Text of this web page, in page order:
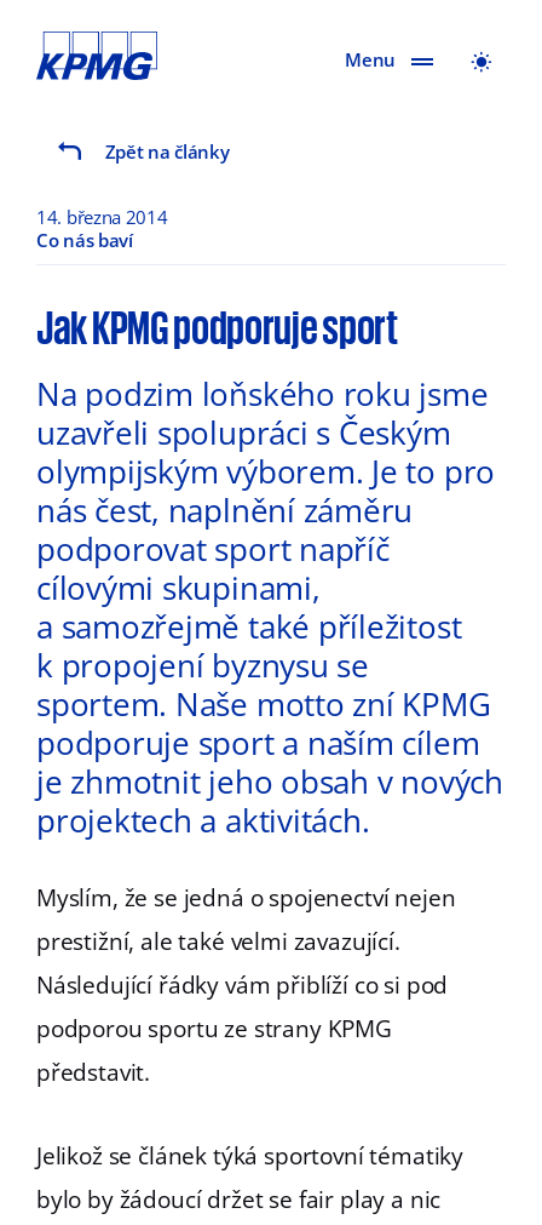
Menu
Zpět na články
14. března 2014
Co nás baví
Jak KPMG podporuje sport
Na podzim loňského roku jsme
uzavřeli spolupráci s Českým
olympijským výborem. Je to pro
nás čest, naplnění záměru
podporovat sport napříč
cílovými skupinami,
a samozřejmě také příležitost
k propojení byznysu se
sportem. Naše motto zní KPMG
podporuje sport a naším cílem
je zhmotnit jeho obsah v nových
projektech a aktivitách.
Myslím, že se jedná o spojenectví nejen
prestižní, ale také velmi zavazující.
Následující řádky vám přiblíží co si pod
podporou sportu ze strany KPMG
představit.
Jelikož se článek týká sportovní tématiky
bylo by žádoucí držet se fair play a nic